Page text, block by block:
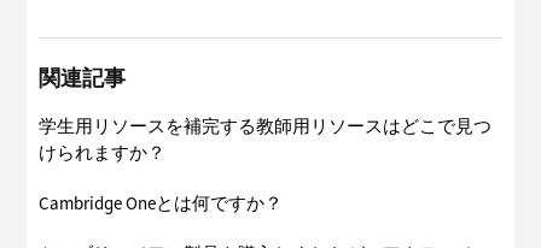
関連記事
学生用リソースを補完する教師用リソースはどこで見つ
けられますか？
Cambridge Oneとは何ですか？